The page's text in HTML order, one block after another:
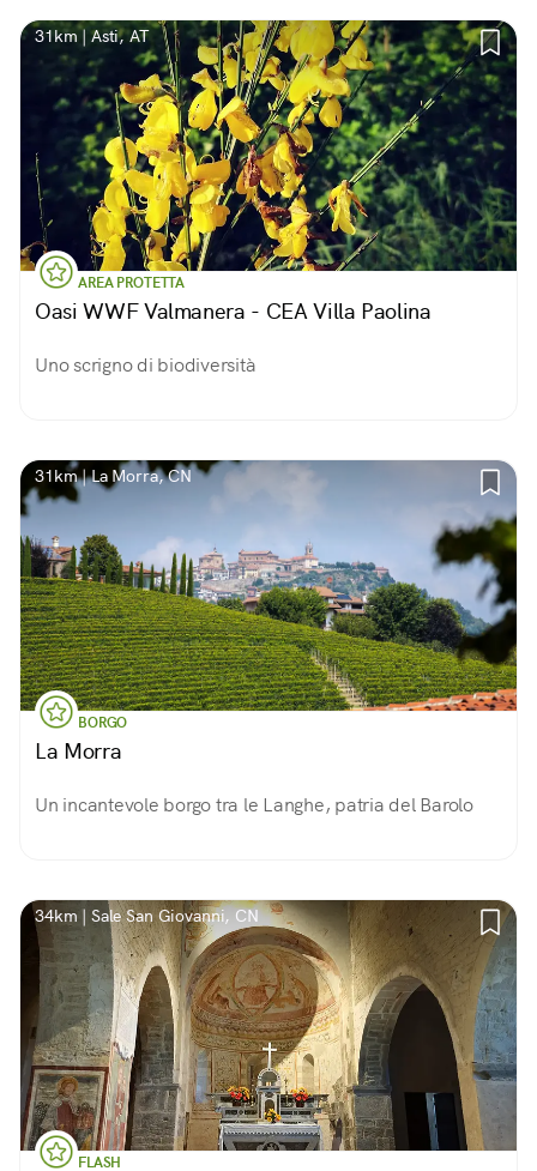
31km | Asti, AT
AREA PROTETTA
Oasi WWF Valmanera - CEA Villa Paolina
Uno scrigno di biodiversità
31km | La Morra, CN
BORGO
La Morra
Un incantevole borgo tra le Langhe, patria del Barolo
34km | Sale San Giovanni, CN
FLASH